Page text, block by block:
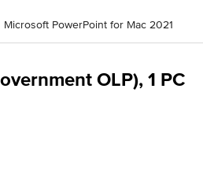
Microsoft PowerPoint for Mac 2021
Microsoft PowerPoint 2019 for Mac (Government OLP), 1 PC